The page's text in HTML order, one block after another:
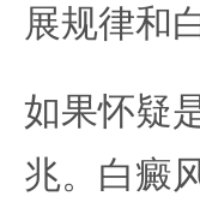
展规律和
如果怀疑
兆。白癜